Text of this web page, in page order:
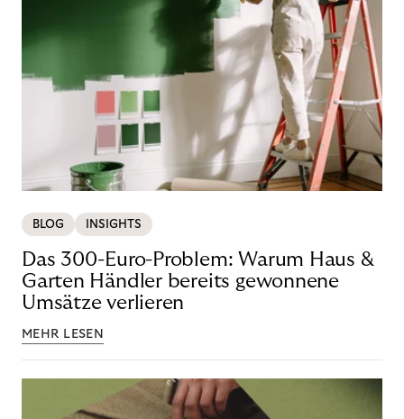
BLOG INSIGHTS
Das 300-Euro-Problem: Warum Haus &
Garten Händler bereits gewonnene
Umsätze verlieren
MEHR LESEN